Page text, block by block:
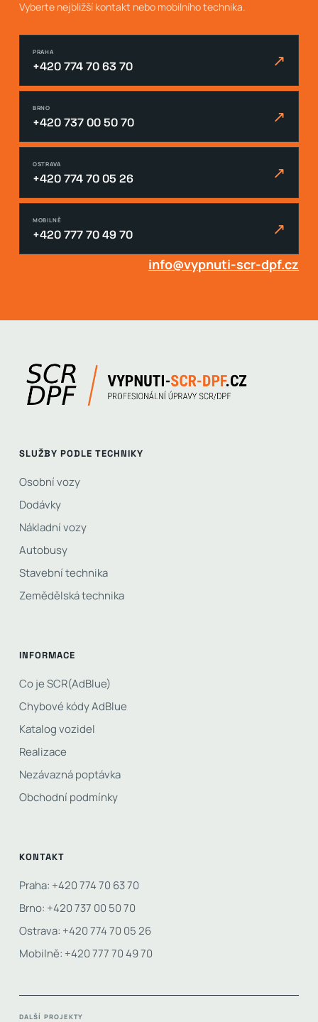
Vyberte nejbližší kontakt nebo mobilního technika.
PRAHA
+420 774 70 63 70 ↗
BRNO
+420 737 00 50 70 ↗
OSTRAVA
+420 774 70 05 26 ↗
MOBILNĚ
+420 777 70 49 70 ↗
info@vypnuti-scr-dpf.cz
SLUŽBY PODLE TECHNIKY
Osobní vozy
Dodávky
Nákladní vozy
Autobusy
Stavební technika
Zemědělská technika
INFORMACE
Co je SCR(AdBlue)
Chybové kódy AdBlue
Katalog vozidel
Realizace
Nezávazná poptávka
Obchodní podmínky
KONTAKT
Praha: +420 774 70 63 70
Brno: +420 737 00 50 70
Ostrava: +420 774 70 05 26
Mobilně: +420 777 70 49 70
DALŠÍ PROJEKTY